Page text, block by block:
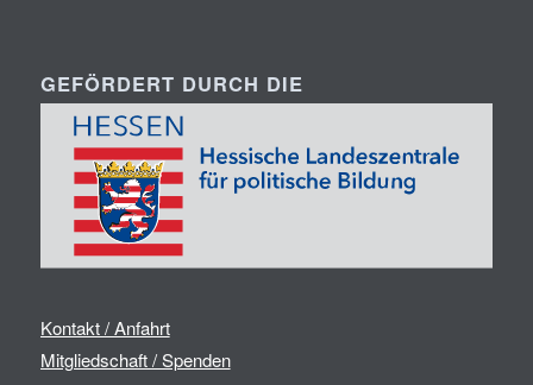
GEFÖRDERT DURCH DIE
Kontakt / Anfahrt
Mitgliedschaft / Spenden